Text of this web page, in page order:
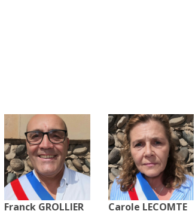
Franck GROLLIER Carole LECOMTE